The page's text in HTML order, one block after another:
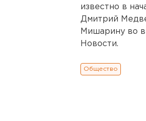
известно в
Дмитрий
Мишарину во
Новости.
Общество